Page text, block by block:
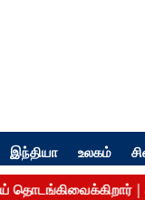
இந்தியா உலகம்